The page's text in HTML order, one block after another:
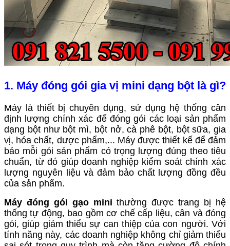
1. Máy đóng gói gia vị mini dạng bột là gì?
Máy là thiết bị chuyên dụng, sử dụng hệ thống cân
định lượng chính xác để đóng gói các loại sản phẩm
dạng bột như bột mì, bột nở, cà phê bột, bột sữa, gia
vị, hóa chất, dược phẩm,... Máy được thiết kế để đảm
bảo mỗi gói sản phẩm có trọng lượng đúng theo tiêu
chuẩn, từ đó giúp doanh nghiệp kiểm soát chính xác
lượng nguyên liệu và đảm bảo chất lượng đồng đều
của sản phẩm.
Máy đóng gói gạo mini thường được trang bị hệ
thống tự động, bao gồm cơ chế cấp liệu, cân và đóng
gói, giúp giảm thiểu sự can thiệp của con người. Với
tính năng này, các doanh nghiệp không chỉ giảm thiểu